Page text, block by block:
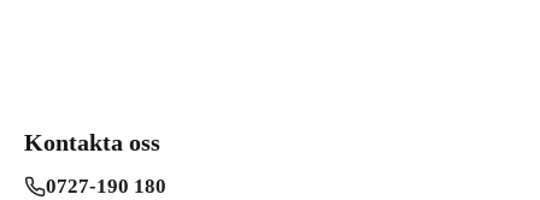
Kontakta oss
0727-190 180